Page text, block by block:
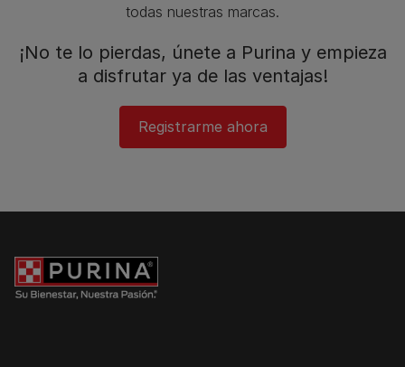
todas nuestras marcas.​
¡No te lo pierdas, únete a Purina y empieza
a disfrutar ya de las ventajas!​
Registrarme ahora​